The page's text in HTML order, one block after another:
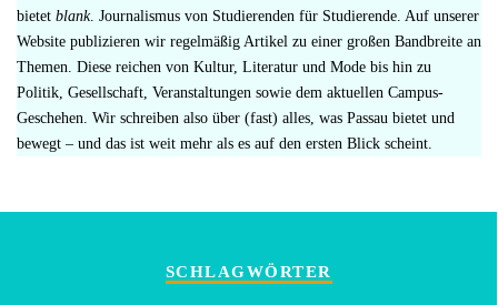
bietet blank. Journalismus von Studierenden für Studierende. Auf unserer
Website publizieren wir regelmäßig Artikel zu einer großen Bandbreite an
Themen. Diese reichen von Kultur, Literatur und Mode bis hin zu
Politik, Gesellschaft, Veranstaltungen sowie dem aktuellen Campus-
Geschehen. Wir schreiben also über (fast) alles, was Passau bietet und
bewegt – und das ist weit mehr als es auf den ersten Blick scheint.
SCHLAGWÖRTER